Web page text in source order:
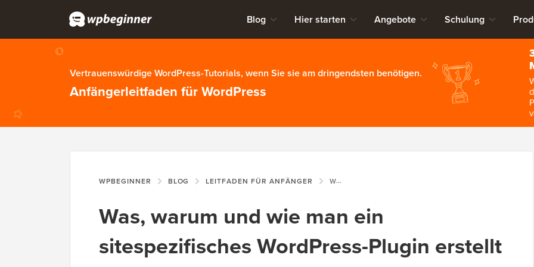
Blog Hier starten Angebote Schulung
Vertrauenswürdige WordPress-Tutorials, wenn Sie sie am dringendsten benötigen.
Anfängerleitfaden für WordPress
WPBEGINNER BLOG LEITFADEN FÜR ANFÄNGER WAS, WARUM UND WIE MAN EIN SITESPEZIFISCHES WORDPRESS-PLUGIN ERSTELLT
Was, warum und wie man ein
sitespezifisches WordPress-Plugin erstellt